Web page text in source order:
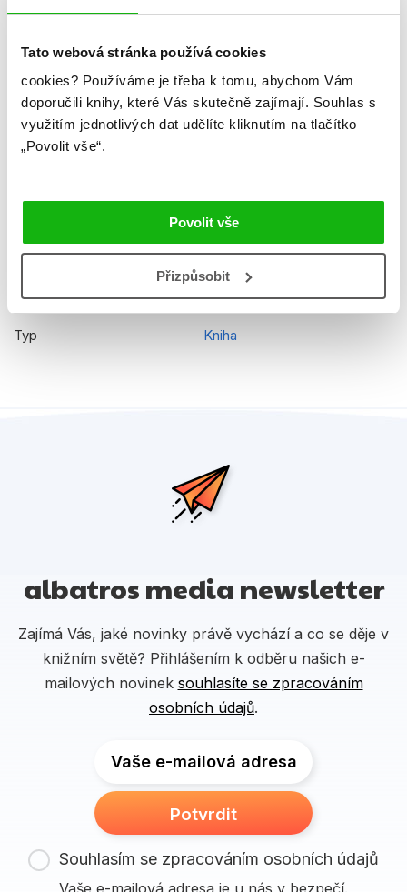
Tato webová stránka používá cookies
cookies? Používáme je třeba k tomu, abychom Vám
doporučili knihy, které Vás skutečně zajímají. Souhlas s
využitím jednotlivých dat udělíte kliknutím na tlačítko
„Povolit vše“.
Povolit vše
Přizpůsobit
Formát 205x295 mm
Hmotnost 0,103 kg
Jazyk čeština
Ilustrátor Disney
Řady
9788025230138
Edice Vybarvuj, čti si, nalepuj
Typ Kniha
albatros media newsletter
Zajímá Vás, jaké novinky právě vychází a co se děje v
knižním světě? Přihlášením k odběru našich e-
mailových novinek souhlasíte se zpracováním
osobních údajů.
Vaše e-mailová adresa
Potvrdit
Souhlasím se zpracováním osobních údajů